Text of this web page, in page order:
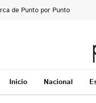
de Punto por Punto
Inicio Nacional